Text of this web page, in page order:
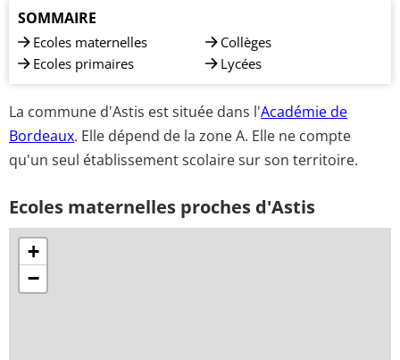
SOMMAIRE
Ecoles maternelles
Ecoles primaires
Collèges
Lycées
La commune d'Astis est située dans l'Académie de
Bordeaux. Elle dépend de la zone A. Elle ne compte
qu'un seul établissement scolaire sur son territoire.
Ecoles maternelles proches d'Astis
+
−